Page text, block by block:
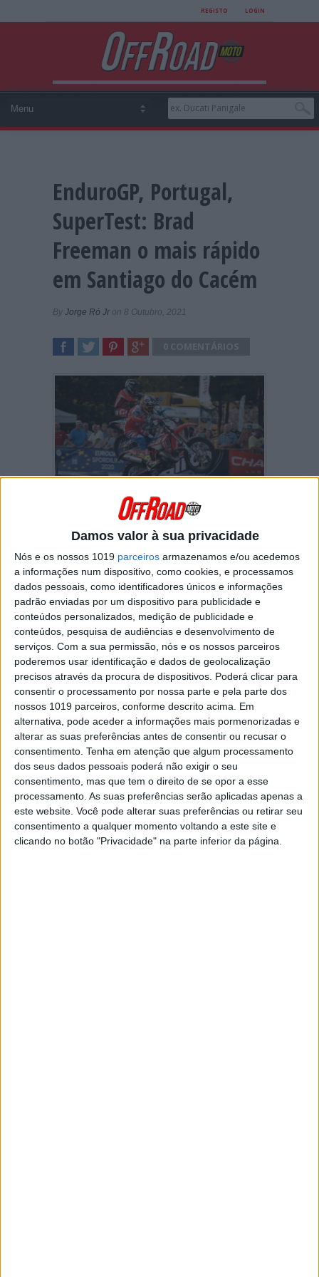
Damos valor à sua privacidade
Nós e os nossos 1019 parceiros armazenamos e/ou acedemos
a informações num dispositivo, como cookies, e processamos
dados pessoais, como identificadores únicos e informações
padrão enviadas por um dispositivo para publicidade e
conteúdos personalizados, medição de publicidade e
conteúdos, pesquisa de audiências e desenvolvimento de
serviços. Com a sua permissão, nós e os nossos parceiros
poderemos usar identificação e dados de geolocalização
precisos através da procura de dispositivos. Poderá clicar para
consentir o processamento por nossa parte e pela parte dos
nossos 1019 parceiros, conforme descrito acima. Em
alternativa, pode aceder a informações mais pormenorizadas e
alterar as suas preferências antes de consentir ou recusar o
consentimento. Tenha em atenção que algum processamento
dos seus dados pessoais poderá não exigir o seu
consentimento, mas que tem o direito de se opor a esse
processamento. As suas preferências serão aplicadas apenas a
este website. Você pode alterar suas preferências ou retirar seu
consentimento a qualquer momento voltando a este site e
clicando no botão "Privacidade" na parte inferior da página.
REGISTO LOGIN
EnduroGP, Portugal,
SuperTest: Brad
Freeman o mais rápido
em Santiago do Cacém
By Jorge Ró Jr on 8 Outubro, 2021
Brad Freemancomeçou da melhor forma o
Grande Prémio de Portugal “Terra Única” em
Santiago do Cacém.
O líder do campeonato do mundo de
EnduroGP bateuJosep Garciapor13
décimas de segundo!O britânicoJoe
Wootonfoi o 3.º mais rápido na frente de
Andrea Verona, o melhor representante da
categoria E1.
Único português a competir em EnduroGP,
foi 33.º na classificação geral e o
.º na E1. Entre os Juniores,
9 .º em J2 eGonçalo Sobrosao12 .º em J1.
Continuar a ler
Brad Freeman
Campeonato Mundial Enduro
EnduroGP
Gonçalo Sobrosa